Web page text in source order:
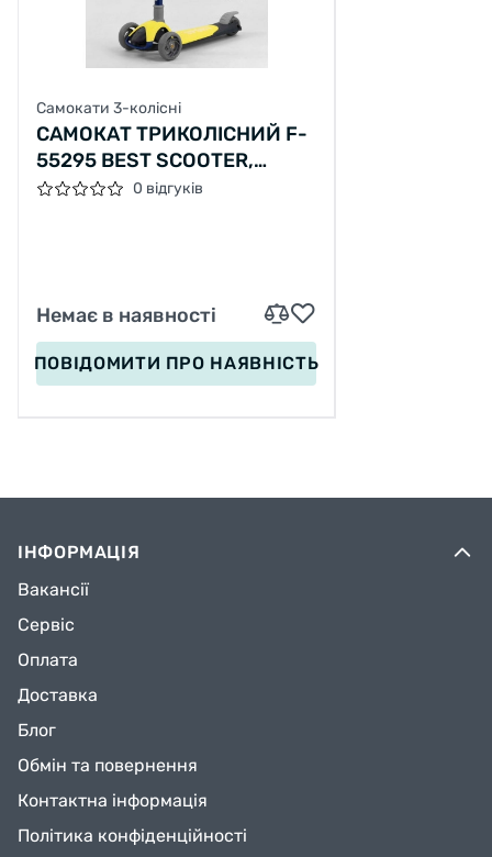
Самокати 3-колісні
САМОКАТ ТРИКОЛІСНИЙ F-
55295 BEST SCOOTER,
ЖОВТИЙ, СКЛАДЕНЕ
0 відгуків
Немає в наявності
ПОВІДОМИТИ ПРО НАЯВНІСТЬ
ІНФОРМАЦІЯ
Вакансії
Сервіс
Оплата
Доставка
Блог
Обмін та повернення
Контактна інформація
Політика конфіденційності